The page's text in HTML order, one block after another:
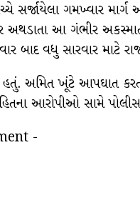
સર્જાયેલા ગમખ્વાર
અથડાતા આ ગંભીર
બાદ વધુ સારવાર માટે
અમિત ખૂંટે આપઘાત
આરોપીઓ સામે
-